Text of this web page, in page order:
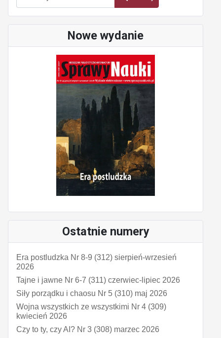
Nowe wydanie
Ostatnie numery
Era postludzka Nr 8-9 (312) sierpień-wrzesień
2026
Tajne i jawne Nr 6-7 (311) czerwiec-lipiec 2026
Siły porządku i chaosu Nr 5 (310) maj 2026
Wojna wszystkich ze wszystkimi Nr 4 (309)
kwiecień 2026
Czy to ty, czy AI? Nr 3 (308) marzec 2026